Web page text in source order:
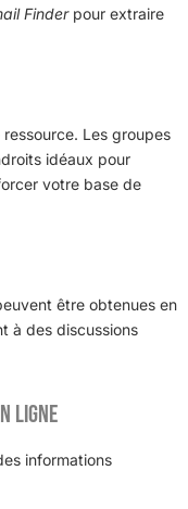
Finderpour extraire
Les groupes
idéaux pour
votre base de
être obtenues en
à des discussions
ligne
informations